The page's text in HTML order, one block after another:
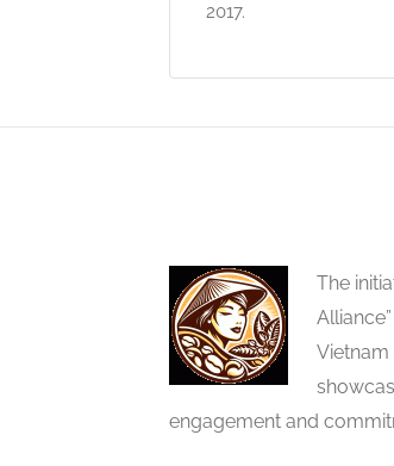
2017.
The
Vietnam
engagement and